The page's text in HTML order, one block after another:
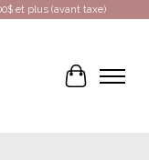
et plus (avant taxe)
Cart